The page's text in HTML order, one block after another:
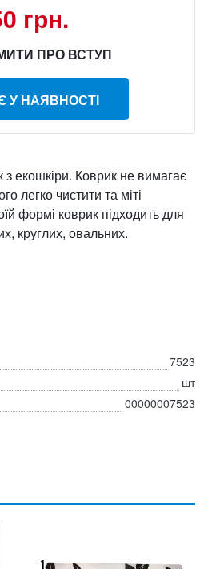
грн.
ПРО ВСТУП
У НАЯВНОСТІ
екошкіри. Коврик не вимагає
легко чистити та міті
формі коврик підходить для
круглих, овальних.
7523
шт
00000007523